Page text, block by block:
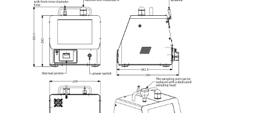
17
動作電
力
エアポンプ: 35W
ン：25W
18
準
ISO 21501-4、GB
T29024.4-2017、
JJF 1190-2008
労働環
境
温度 -20～60℃、湿度
20～95%RH
エアポンプ:
240*295*285mm